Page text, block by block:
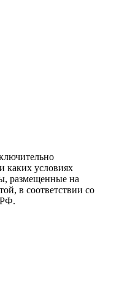
каких условиях
размещенные на
в соответствии со
РФ.